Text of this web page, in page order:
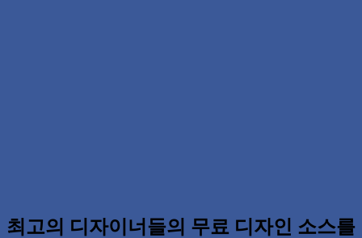
최고의 디자이너들의 무료 디자인 소스를